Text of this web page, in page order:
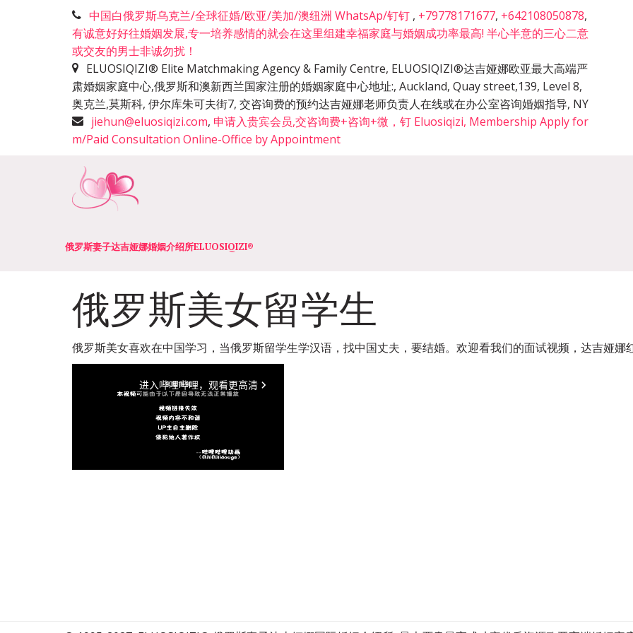
中国白俄罗斯乌克兰/全球征婚/欧亚/美加/澳纽洲 WhatsAp/钉钉 , +79778171677, +642108050878,
有诚意好好往婚姻发展,专一培养感情的就会在这里组建幸福家庭与婚姻成功率最高! 半心半意的三心二意
或交友的男士非诚勿扰！
ELUOSIQIZI® Elite Matchmaking Agency & Family Centre, ELUOSIQIZI®达吉娅娜欧亚最大高端严
肃婚姻家庭中心,俄罗斯和澳新西兰国家注册的婚姻家庭中心地址:, Auckland, Quay street,139, Level 8,
奥克兰,莫斯科, 伊尔库朱可夫街7, 交咨询费的预约达吉娅娜老师负责人在线或在办公室咨询婚姻指导, NY
jiehun@eluosiqizi.com, 申请入贵宾会员,交咨询费+咨询+微，钉 Eluosiqizi, Membership Apply for
m/Paid Consultation Online-Office by Appointment
俄罗斯妻子达吉娅娜婚姻介绍所­­ELUOSIQIZI®
俄罗斯美女留学生
俄罗斯美女喜欢在中国学习，当俄罗斯留学生学汉语，找中国丈夫，要结婚。欢迎看我们的面试视频，达吉娅娜